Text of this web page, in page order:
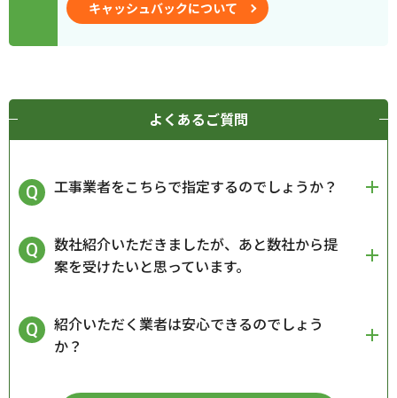
キャッシュバックについて
よくあるご質問
工事業者をこちらで指定するのでしょうか？
数社紹介いただきましたが、あと数社から提
案を受けたいと思っています。
紹介いただく業者は安心できるのでしょう
か？